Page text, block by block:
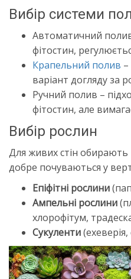
Вибір системи
Автоматичний
фітостин,
Крапельний полив
варіант догляду за
Ручний полив –
фітостин, але
Вибір рослин
Для живих стін
добре почуваються у
Епіфітні рослини
Ампельні рослини
хлорофітум,
Сукуленти